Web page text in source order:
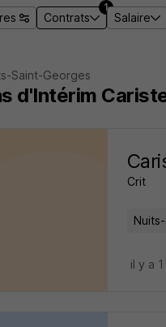
Contrats
1
Salaire
Saint-Georges
d'Intérim
Crit
il y a